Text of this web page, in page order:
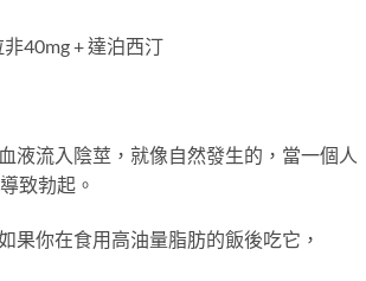
40mg + 達泊西汀
液流入陰莖，就像自然發生的，當一個人
致勃起。
果你在食用高油量脂肪的飯後吃它，